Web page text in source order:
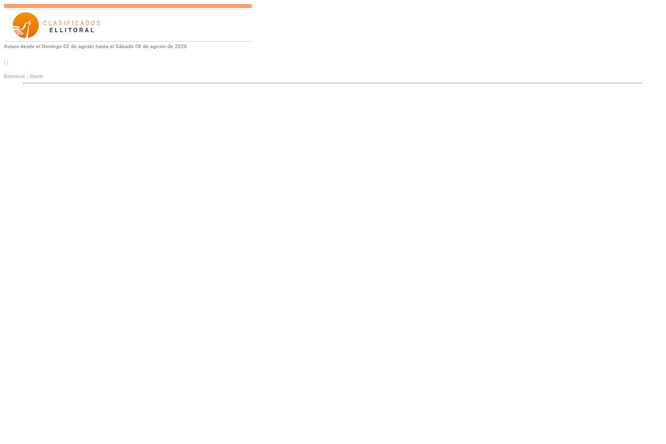
Avisos desde el Domingo 02 de agosto hasta el Sábado 08 de agosto de 2026
| |
Referencia: | Martes